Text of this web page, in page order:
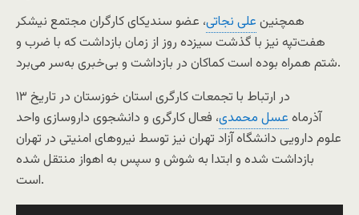
همچنین علی نجاتی، عضو سندیکای کارگران مجتمع نیشکر
هفت‌تپه نیز با گذشت سیزده روز از زمان بازداشت که با ضرب و
شتم همراه بوده است کماکان در بازداشت و بی‌خبری به‌سر می‌‌برد.
در ارتباط با تجمعات کارگری استان خوزستان در تاریخ ۱۳
آذرماه عسل محمدی، فعال کارگری و دانشجوی داروسازی واحد
علوم دارویی دانشگاه آزاد تهران نیز توسط نیروهای امنیتی در تهران
بازداشت شده و ابتدا به شوش و سپس به اهواز منتقل شده
است.